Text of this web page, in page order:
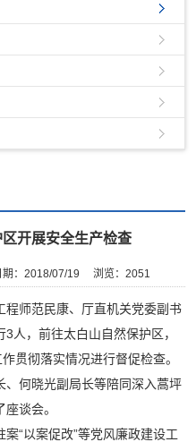
开展安全生产检查
期：2018/07/19 浏览： 2051
师范民康、厅直机关党委副书
人，前往太白山自然保护区，
贯彻落实情况进行督促检查。
何晓光副局长等陪同深入蒿坪
谈会。
“以案促改”等党风廉政建设工